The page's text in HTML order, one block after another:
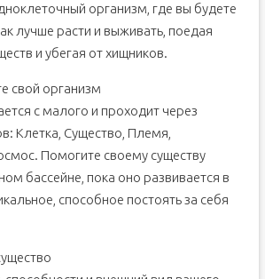
организм, где вы будете
лучше расти и выживать, поедая
и убегая от хищников.
свой организм
с малого и проходит через
Клетка, Существо, Племя,
Помогите своему существу
бассейне, пока оно развивается в
способное постоять за себя